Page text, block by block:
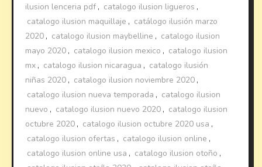
ilusion lenceria pdf , catalogo ilusion ligueros ,
catalogo ilusion maquillaje , catálogo ilusión marzo
2020 , catalogo ilusion maybelline , catalogo ilusion
mayo 2020 , catalogo ilusion mexico , catalogo ilusion
mx , catalogo ilusion nicaragua , catalogo ilusión
niñas 2020 , catalogo ilusion noviembre 2020 ,
catalogo ilusion nueva temporada , catalogo ilusion
nuevo , catalogo ilusion nuevo 2020 , catalogo ilusion
octubre 2020 , catalogo ilusion octubre 2020 usa ,
catalogo ilusion ofertas , catalogo ilusion online ,
catalogo ilusion online usa , catalogo ilusion otoño ,